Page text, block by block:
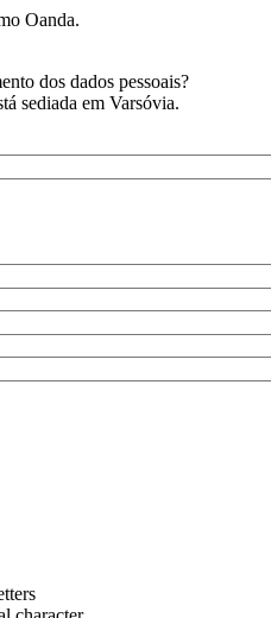
Oanda.
dos dados pessoais?
sediada em Varsóvia.